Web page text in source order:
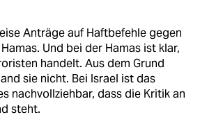
Anträge auf Haftbefehle gegen
Und bei der Hamas ist klar,
handelt. Aus dem Grund
sie nicht. Bei Israel ist das
nachvollziehbar, dass die Kritik an
steht.